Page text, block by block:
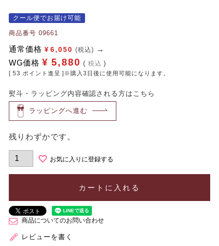
クール便でお届け可能
商品番号 09661
通常価格 ¥ 6,050 (税込)
WG価格 ¥ 5,880 税込
[ 53 ポイント進呈 ]※購入3日後に使用可能になります。
熨斗・ラッピング内容確認される方はこちら
ラッピングへ進む
残りわずかです。
お気に入りに登録する
カートに入れる
商品についてのお問い合わせ
レビューを書く